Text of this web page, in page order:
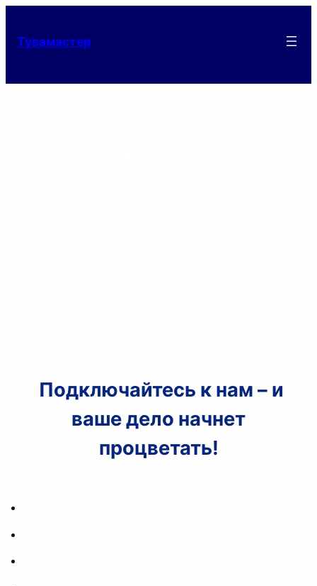
Тувамастер
Подключайтесь к нам – и
ваше дело начнет
процветать!